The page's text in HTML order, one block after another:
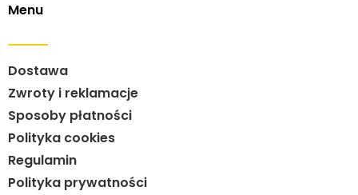
Menu
Dostawa
Zwroty i reklamacje
Sposoby płatności
Polityka cookies
Regulamin
Polityka prywatności